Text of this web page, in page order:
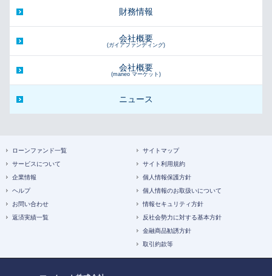
財務情報
会社概要
(ガイアファンディング)
会社概要
(maneo マーケット)
ニュース
ローンファンド一覧
サービスについて
企業情報
ヘルプ
お問い合わせ
返済実績一覧
サイトマップ
サイト利用規約
個人情報保護方針
個人情報のお取扱いについて
情報セキュリティ方針
反社会勢力に対する基本方針
金融商品勧誘方針
取引約款等